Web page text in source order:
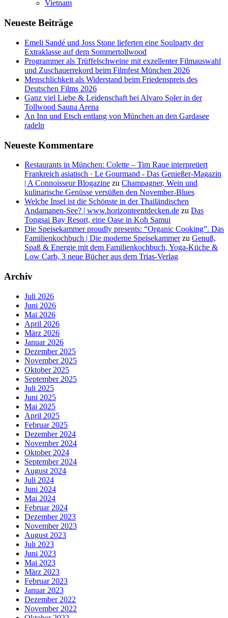
Vietnam
Neueste Beiträge
Emeli Sandé und Joss Stone lieferten eine Soulparty der
Extraklasse auf dem Sommertollwood
Programmer als Trüffelschweine mit exzellenter Filmauswahl
und Zuschauerrekord beim Filmfest München 2026
Menschlichkeit als Widerstand beim Friedenspreis des
Deutschen Films 2026
Ganz viel Liebe & Leidenschaft bei Alvaro Soler in der
Tollwood Sauna Arena
An Inn und Etsch entlang von München an den Gardasee
radeln
Neueste Kommentare
Restaurants in München: Colette – Tim Raue interpretiert
Frankreich asiatisch · Le Gourmand - Das Genießer-Magazin
| A Connoisseur Blogazine zu Champagner, Wein und
kulinarische Genüsse versüßen den November-Blues
Welche Insel ist die Schönste in der Thailändischen
Andamanen-See? | www.horizonteentdecken.de zu Das
Tongsai Bay Resort, eine Oase in Koh Samui
Die Speisekammer proudly presents: “Organic Cooking”. Das
Familienkochbuch | Die moderne Speisekammerzu Genuß,
Spaß & Energie mit dem Familienkochbuch, Yoga-Küche &
Low Carb, 3 neue Bücher aus dem Trias-Verlag
Archiv
Juli 2026
Juni 2026
Mai 2026
April 2026
März 2026
Januar 2026
Dezember 2025
November 2025
Oktober 2025
September 2025
Juli 2025
Juni 2025
Mai 2025
April 2025
Februar 2025
Dezember 2024
November 2024
Oktober 2024
September 2024
August 2024
Juli 2024
Juni 2024
Mai 2024
Februar 2024
Dezember 2023
November 2023
August 2023
Juli 2023
Juni 2023
Mai 2023
März 2023
Februar 2023
Januar 2023
Dezember 2022
November 2022